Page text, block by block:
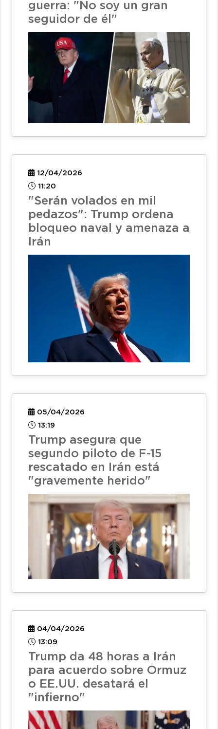
guerra: "No soy un gran
seguidor de él"
12/04/2026
11:20
"Serán volados en mil
pedazos": Trump ordena
bloqueo naval y amenaza a
Irán
05/04/2026
13:19
Trump asegura que
segundo piloto de F-15
rescatado en Irán está
"gravemente herido"
04/04/2026
13:09
Trump da 48 horas a Irán
para acuerdo sobre Ormuz
o EE.UU. desatará el
"infierno"